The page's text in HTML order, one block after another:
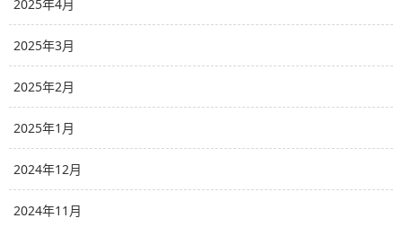
2025年4月
2025年3月
2025年2月
2025年1月
2024年12月
2024年11月